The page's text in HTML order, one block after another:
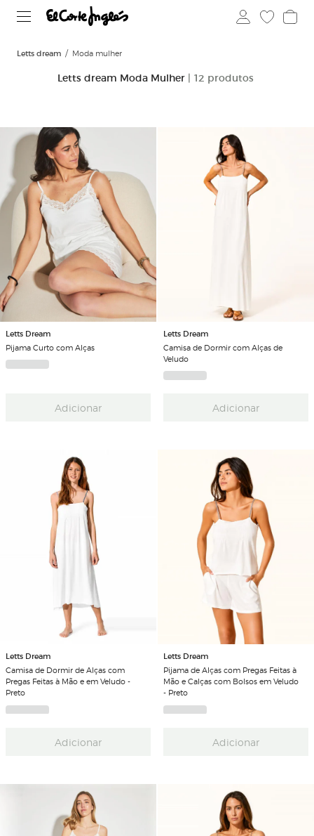
Letts dream Moda mulher
Letts dream Moda Mulher | 12 produtos
Letts Dream
Pijama Curto com Alças
Adicionar
Letts Dream
Camisa de Dormir com Alças de
Veludo
Adicionar
Letts Dream
Camisa de Dormir de Alças com
Pregas Feitas à Mão e em Veludo -
Preto
Adicionar
Letts Dream
Pijama de Alças com Pregas Feitas à
Mão e Calças com Bolsos em Veludo
- Preto
Adicionar